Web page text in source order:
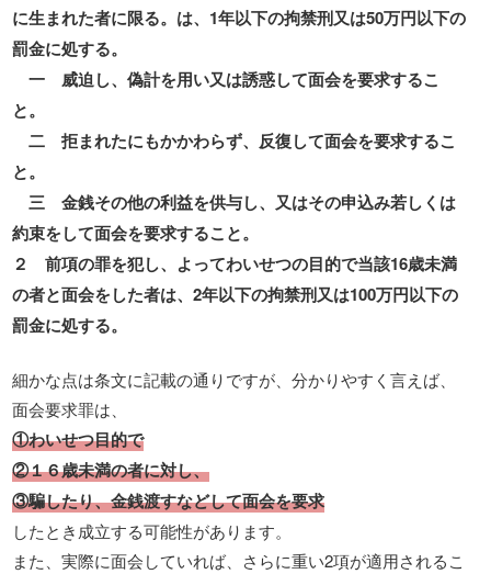
に生まれた者に限る。は、1年以下の拘禁刑又は50万円以下の
罰金に処する。
一 威迫し、偽計を用い又は誘惑して面会を要求するこ
と。
二 拒まれたにもかかわらず、反復して面会を要求するこ
と。
三 金銭その他の利益を供与し、又はその申込み若しくは
約束をして面会を要求すること。
２ 前項の罪を犯し、よってわいせつの目的で当該16歳未満
の者と面会をした者は、2年以下の拘禁刑又は100万円以下の
罰金に処する。
細かな点は条文に記載の通りですが、分かりやすく言えば、
面会要求罪は、
①わいせつ目的で
②１６歳未満の者に対し、
③騙したり、金銭渡すなどして面会を要求
したとき成立する可能性があります。
また、実際に面会していれば、さらに重い2項が適用されるこ